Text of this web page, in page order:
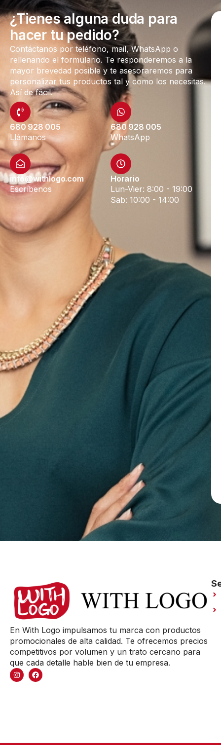
¿Tienes alguna duda para
hacer tu pedido?
Contáctanos por teléfono, mail, WhatsApp o
rellenando el formulario. Te responderemos a la
mayor brevedad posible y te asesoraremos para
personalizar tus productos tal y como los necesitas.
Así de fácil.
680 928 005
Llámanos
680 928 005
WhatsApp
info@withlogo.com
Escríbenos
Horario
Lun-Vier: 8:00 - 19:00
Sab: 10:00 - 14:00
En With Logo impulsamos tu marca con productos
promocionales de alta calidad. Te ofrecemos precios
competitivos por volumen y un trato cercano para
que cada detalle hable bien de tu empresa.